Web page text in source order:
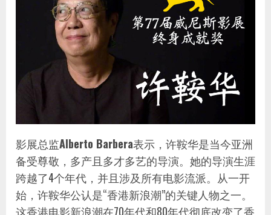
影展总监Alberto Barbera表示，许鞍华是当今亚洲
备受尊敬，多产且多才多艺的导演。她的导演生涯
跨越了4个年代，并且涉及所有电影流派。从一开
始，许鞍华公认是“香港新浪潮”的关键人物之一。
这香港电影新浪潮在70年代和80年代彻底改变了香